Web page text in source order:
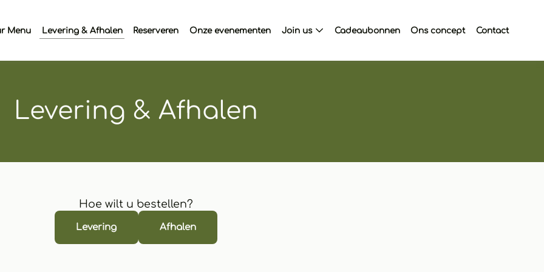
Menu Levering & Afhalen Reserveren Onze evenementen Join us Cadeaubonnen Ons concept Contact
Levering & Afhalen
Hoe wilt u bestellen?
Levering Afhalen